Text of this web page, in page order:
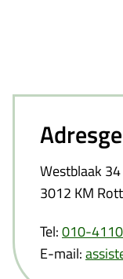
Westblaak 34
3012 KM
Tel:010-
E-mail: